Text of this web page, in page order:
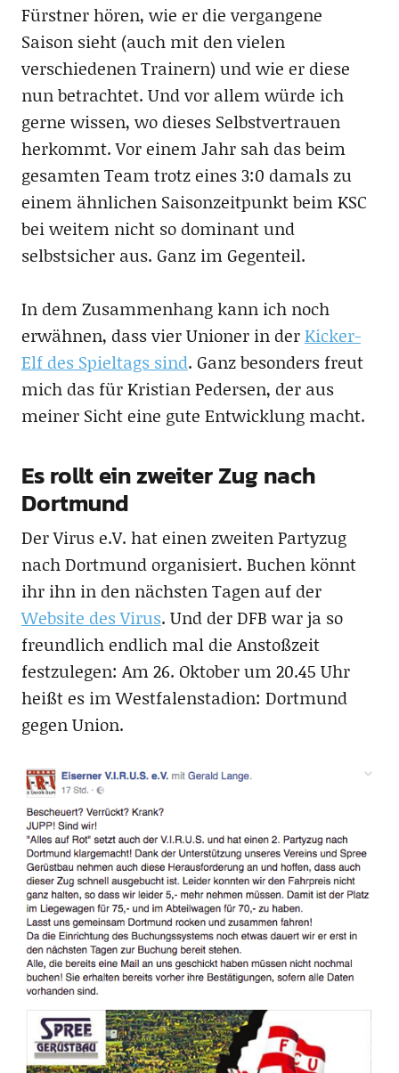
Fürstner hören, wie er die vergangene
Saison sieht (auch mit den vielen
verschiedenen Trainern) und wie er diese
nun betrachtet. Und vor allem würde ich
gerne wissen, wo dieses Selbstvertrauen
herkommt. Vor einem Jahr sah das beim
gesamten Team trotz eines 3:0 damals zu
einem ähnlichen Saisonzeitpunkt beim KSC
bei weitem nicht so dominant und
selbstsicher aus. Ganz im Gegenteil.
In dem Zusammenhang kann ich noch
erwähnen, dass vier Unioner in derKicker-
Elf des Spieltags sind. Ganz besonders freut
mich das für Kristian Pedersen, der aus
meiner Sicht eine gute Entwicklung macht.
Es rollt ein zweiter Zug nach
Dortmund
Der Virus e.V. hat einen zweiten Partyzug
nach Dortmund organisiert. Buchen könnt
ihr ihn in den nächsten Tagen auf der
Website des Virus. Und der DFB war ja so
freundlich endlich mal die Anstoßzeit
festzulegen: Am 26. Oktober um 20.45 Uhr
heißt es im Westfalenstadion: Dortmund
gegen Union.